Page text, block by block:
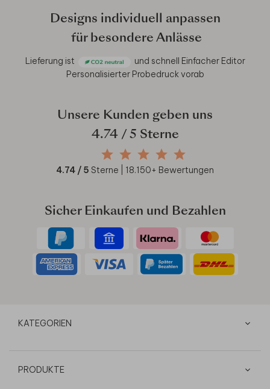
Designs individuell anpassen
für besondere Anlässe
Lieferung ist und schnell Einfacher Editor
Personalisierter Probedruck vorab
Unsere Kunden geben uns
4.74/ 5 Sterne
4.74 / 5 Sterne | 18.150+ Bewertungen
Sicher Einkaufen und Bezahlen
KATEGORIEN
PRODUKTE